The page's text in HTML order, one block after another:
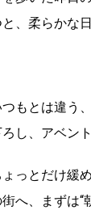
、柔らかな
もとは違う
し、アベン
ょっとだけ
へ、まずは“